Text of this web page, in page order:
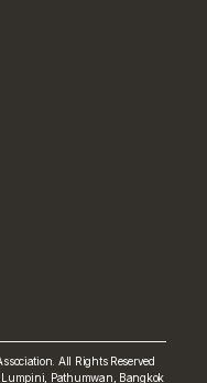
All Rights Reserved
Lumpini, Pathumwan, Bangkok